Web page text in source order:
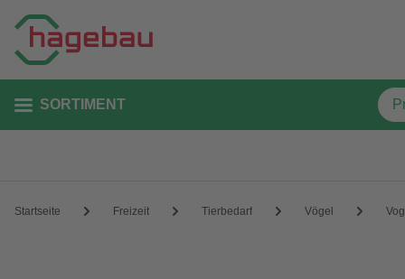
SORTIMENT
Startseite Freizeit Tierbedarf Vögel